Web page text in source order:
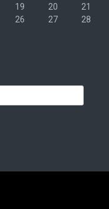
19 20 21
26 27 28